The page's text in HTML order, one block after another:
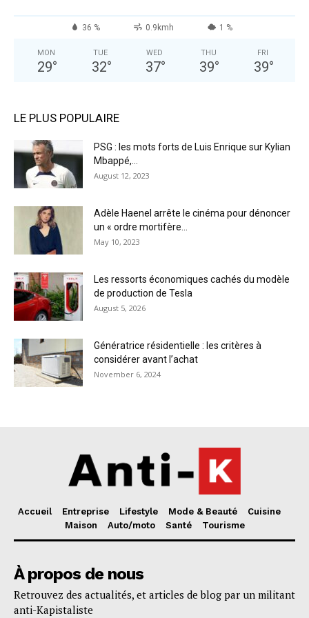
36 % 0.9kmh 1 %
MON
29°
TUE
32°
WED
37°
THU
39°
FRI
39°
LE PLUS POPULAIRE
PSG : les mots forts de Luis Enrique sur Kylian
Mbappé,...
August 12, 2023
Adèle Haenel arrête le cinéma pour dénoncer
un « ordre mortifère...
May 10, 2023
Les ressorts économiques cachés du modèle
de production de Tesla
August 5, 2026
Génératrice résidentielle : les critères à
considérer avant l’achat
November 6, 2024
Accueil Entreprise Lifestyle Mode & Beauté
Cuisine
Maison
Auto/moto Santé Tourisme
À propos de nous
Retrouvez des actualités, et articles de blog par un militant
anti-Kapistaliste